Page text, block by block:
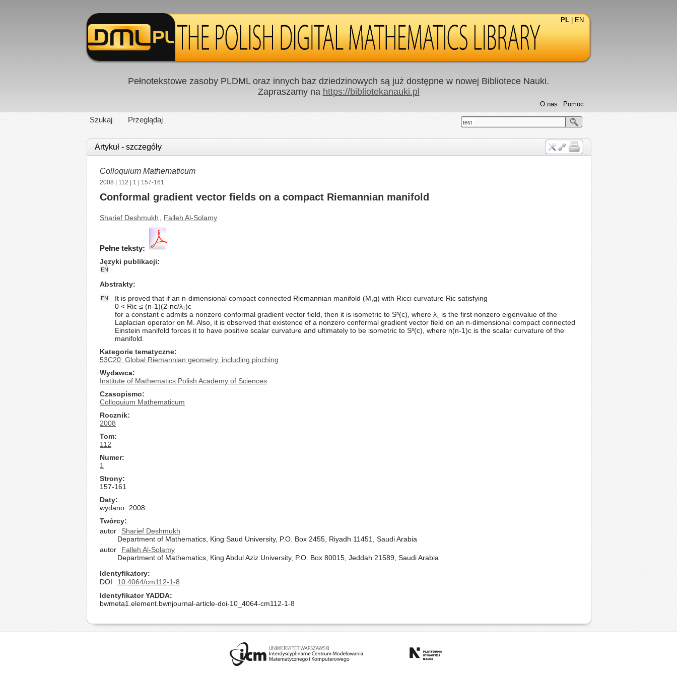
PL EN
Pełnotekstowe zasoby PLDML oraz innych baz dziedzinowych są już dostępne w nowej Bibliotece Nauki.
Zapraszamy na https://bibliotekanauki.pl
Szukaj Przeglądaj
Pomoc
O nas
test
Artykuł - szczegóły
Colloquium Mathematicum
2008 112 1 | 157-161
Conformal gradient vector fields on a compact Riemannian manifold
Sharief Deshmukh Falleh Al-Solamy
Pełne teksty:
Języki publikacji
EN
Abstrakty
EN
It is proved that if an n-dimensional compact connected Riemannian manifold (M,g) with Ricci curvature Ric satisfying
0 < Ric ≤ (n-1)(2-nc/λ₁)c
for a constant c admits a nonzero conformal gradient vector field, then it is isometric to Sⁿ(c), where λ₁ is the first nonzero eigenvalue of the
Laplacian operator on M. Also, it is observed that existence of a nonzero conformal gradient vector field on an n-dimensional compact connected
Einstein manifold forces it to have positive scalar curvature and ultimately to be isometric to Sⁿ(c), where n(n-1)c is the scalar curvature of the
manifold.
Kategorie tematyczne
53C20: Global Riemannian geometry, including pinching
Wydawca
Institute of Mathematics Polish Academy of Sciences
Czasopismo
Colloquium Mathematicum
Rocznik
2008
Tom
112
Numer
1
Strony
157-161
Daty
wydano
2008
Twórcy
autor
Sharief Deshmukh
Department of Mathematics, King Saud University, P.O. Box 2455, Riyadh 11451, Saudi Arabia
autor
Falleh Al-Solamy
Department of Mathematics, King Abdul Aziz University, P.O. Box 80015, Jeddah 21589, Saudi Arabia
Identyfikatory
DOI
10.4064/cm112-1-8
Identyfikator YADDA
bwmeta1.element.bwnjournal-article-doi-10_4064-cm112-1-8